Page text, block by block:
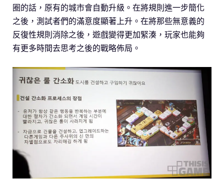
圈的話，原有的城市會自動升級。在將規則進一步簡化
之後，測試者們的滿意度顯著上升。在將那些無意義的
反復性規則消除之後，遊戲變得更加緊湊，玩家也能夠
有更多時間去思考之後的戰略佈局。